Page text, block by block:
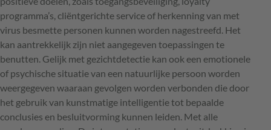
programma’s, cliëntgerichte service of herkenning van met
virus besmette personen kunnen worden nagestreefd. Het
kan aantrekkelijk zijn niet aangegeven toepassingen te
benutten. Gelijk met gezichtdetectie kan ook een emotionele
of psychische situatie van een natuurlijke persoon worden
weergegeven waaraan gevolgen worden verbonden die door
het gebruik van kunstmatige intelligentie tot bepaalde
conclusies en besluitvorming kunnen leiden. Met alle